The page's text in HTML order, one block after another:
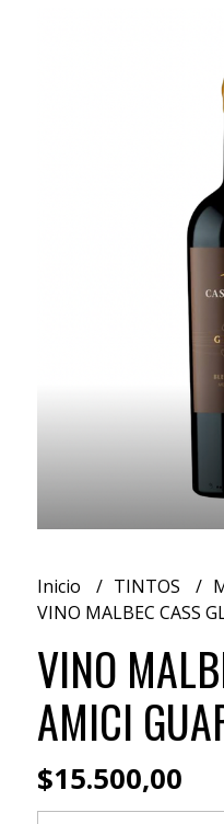
Inicio TINTOS
VINO MALBEC CASS
VINO
AMICI
$15.500,00